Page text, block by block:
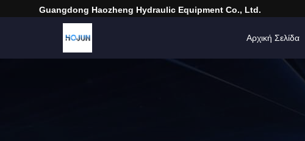
Guangdong Haozheng Hydraulic Equipment Co., Ltd.
Αρχική Σελίδα